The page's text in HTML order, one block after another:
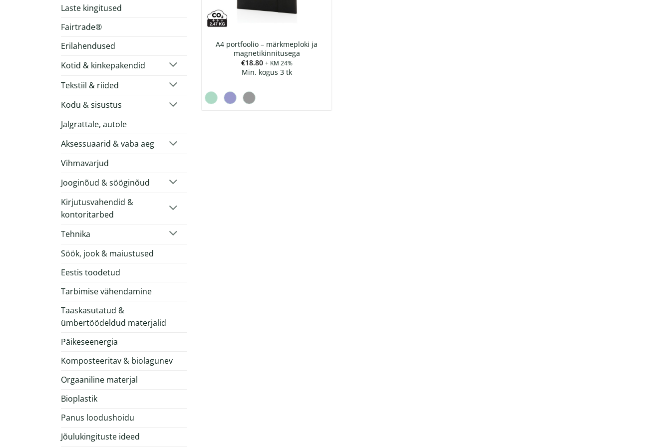
Laste kingitused
Fairtrade®
Erilahendused
Kotid & kinkepakendid
Tekstiil & riided
Kodu & sisustus
Jalgrattale, autole
Aksessuaarid & vaba aeg
Vihmavarjud
Jooginõud & sööginõud
Kirjutusvahendid &
kontoritarbed
Tehnika
Söök, jook & maiustused
Eestis toodetud
Tarbimise vähendamine
Taaskasutatud &
ümbertöödeldud materjalid
Päikeseenergia
Komposteeritav & biolagunev
Orgaaniline materjal
Bioplastik
Panus loodushoidu
Jõulukingituste ideed
A4 portfoolio – märkmeploki ja
magnetikinnitusega
€18.80 + KM 24%
Min. kogus 3 tk